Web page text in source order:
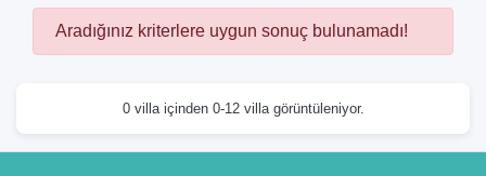
Aradığınız kriterlere uygun sonuç bulunamadı!
0 villa içinden 0-12 villa görüntüleniyor.